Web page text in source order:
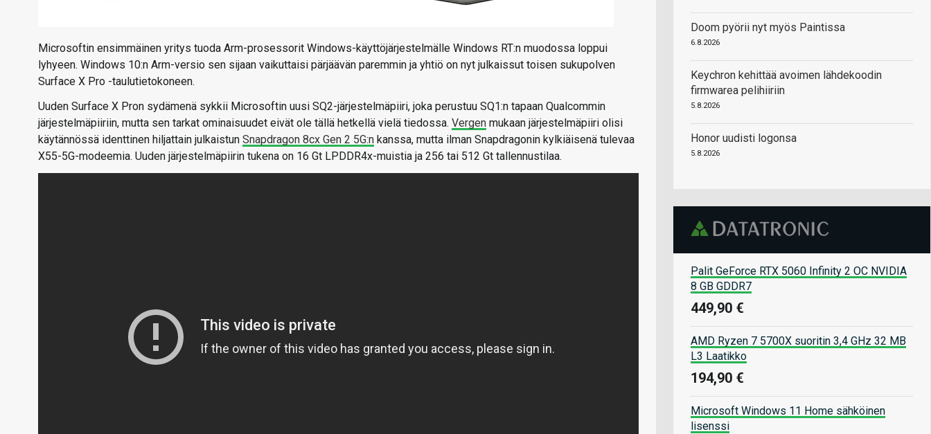
Microsoftin ensimmäinen yritys tuoda Arm-prosessorit Windows-käyttöjärjestelmälle Windows RT:n muodossa loppui
lyhyeen. Windows 10:n Arm-versio sen sijaan vaikuttaisi pärjäävän paremmin ja yhtiö on nyt julkaissut toisen sukupolven
Surface X Pro -taulutietokoneen.
Uuden Surface X Pron sydämenä sykkii Microsoftin uusi SQ2-järjestelmäpiiri, joka perustuu SQ1:n tapaan Qualcommin
järjestelmäpiiriin, mutta sen tarkat ominaisuudet eivät ole tällä hetkellä vielä tiedossa. Vergen mukaan järjestelmäpiiri olisi
käytännössä identtinen hiljattain julkaistun Snapdragon 8cx Gen 2 5G:n kanssa, mutta ilman Snapdragonin kylkiäisenä tulevaa
X55-5G-modeemia. Uuden järjestelmäpiirin tukena on 16 Gt LPDDR4x-muistia ja 256 tai 512 Gt tallennustilaa.
Doom pyörii nyt myös Paintissa
6.8.2026
Keychron kehittää avoimen lähdekoodin
firmwarea pelihiiriin
5.8.2026
Honor uudisti logonsa
5.8.2026
Palit GeForce RTX 5060 Infinity 2 OC NVIDIA
8 GB GDDR7
449,90 €
AMD Ryzen 7 5700X suoritin 3,4 GHz 32 MB
L3 Laatikko
194,90 €
Microsoft Windows 11 Home sähköinen
lisenssi